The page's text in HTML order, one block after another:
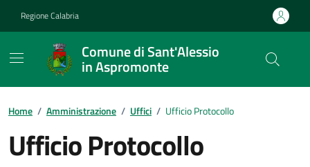
Regione Calabria
Comune di Sant'Alessio
in Aspromonte
Home / Amministrazione / Uffici / Ufficio Protocollo
Ufficio Protocollo